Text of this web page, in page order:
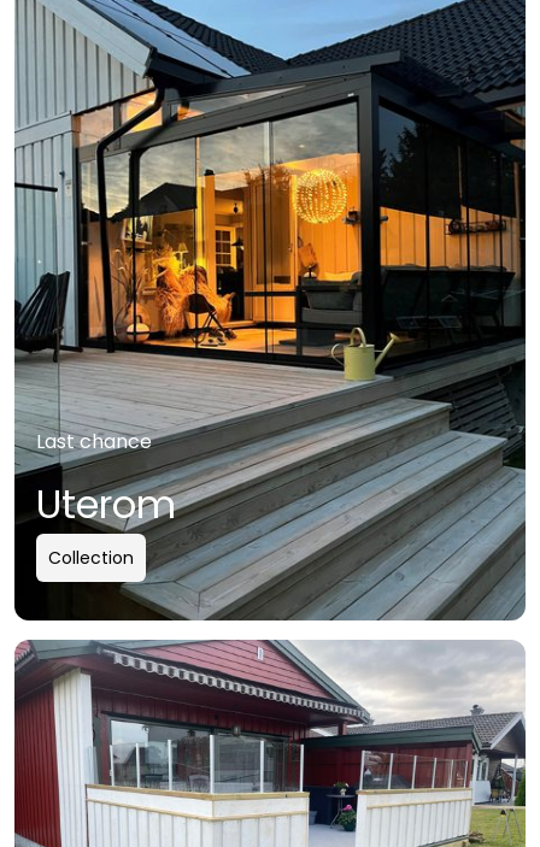
Last chance
Uterom
Collection